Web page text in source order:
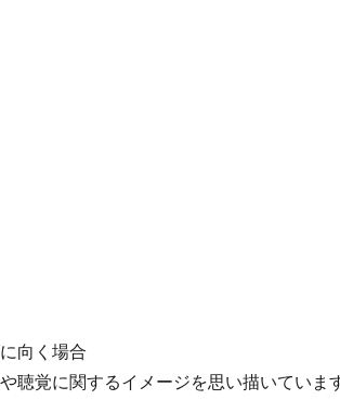
向く場合
聴覚に関するイメージを思い描いていま